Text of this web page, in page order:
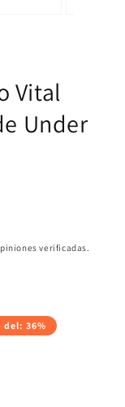
Vital
Under
verificadas.
del: 36%